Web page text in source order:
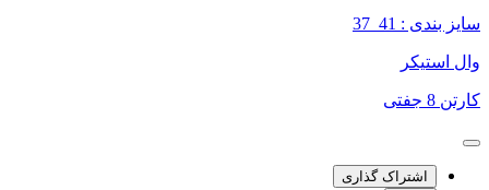
سایز بندی : 41_37
وال استیکر
کارتن 8 جفتی
اشتراک گذاری